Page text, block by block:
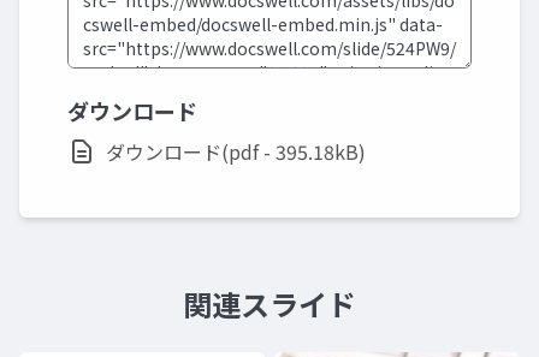
ダウンロード
ダウンロード(pdf - 395.18kB)
関連スライド